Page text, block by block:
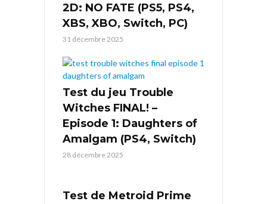
2D: NO FATE (PS5, PS4,
XBS, XBO, Switch, PC)
31 décembre 2025
Test du jeu Trouble
Witches FINAL! –
Episode 1: Daughters of
Amalgam (PS4, Switch)
28 décembre 2025
Test de Metroid Prime